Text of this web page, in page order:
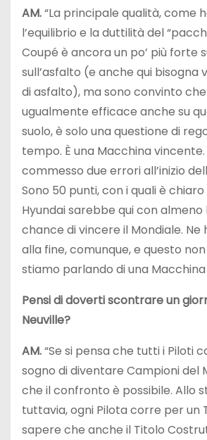
AM.“La principale qualità, come
l’equilibrio e la duttilità del
Coupé è ancora un po’ più forte
sull’asfalto (e anche qui bisogna
di asfalto), ma sono convinto
ugualmente efficace anche su
suolo, è solo una questione di
tempo. È una Macchina vincente.
commesso due errori all’inizio
Sono 50 punti, con i quali è
Hyundai sarebbe qui con almeno
chance di vincere il Mondiale. Ne
alla fine, comunque, e questo
stiamo parlando di una
Pensi di doverti scontrare un
Neuville?
AM.“Se si pensa che tutti i Piloti
sogno di diventare Campioni del
che il confronto è possibile. Allo
tuttavia, ogni Pilota corre per un
sapere che anche il Titolo